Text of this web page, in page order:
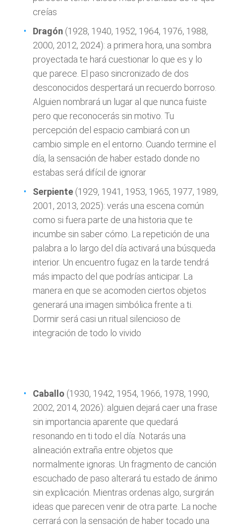
creías
Dragón (1928, 1940, 1952, 1964, 1976, 1988,
2000, 2012, 2024): a primera hora, una sombra
proyectada te hará cuestionar lo que es y lo
que parece. El paso sincronizado de dos
desconocidos despertará un recuerdo borroso.
Alguien nombrará un lugar al que nunca fuiste
pero que reconocerás sin motivo. Tu
percepción del espacio cambiará con un
cambio simple en el entorno. Cuando termine el
día, la sensación de haber estado donde no
estabas será difícil de ignorar
Serpiente (1929, 1941, 1953, 1965, 1977, 1989,
2001, 2013, 2025): verás una escena común
como si fuera parte de una historia que te
incumbe sin saber cómo. La repetición de una
palabra a lo largo del día activará una búsqueda
interior. Un encuentro fugaz en la tarde tendrá
más impacto del que podrías anticipar. La
manera en que se acomoden ciertos objetos
generará una imagen simbólica frente a ti.
Dormir será casi un ritual silencioso de
integración de todo lo vivido
Caballo (1930, 1942, 1954, 1966, 1978, 1990,
2002, 2014, 2026): alguien dejará caer una frase
sin importancia aparente que quedará
resonando en ti todo el día. Notarás una
alineación extraña entre objetos que
normalmente ignoras. Un fragmento de canción
escuchado de paso alterará tu estado de ánimo
sin explicación. Mientras ordenas algo, surgirán
ideas que parecen venir de otra parte. La noche
cerrará con la sensación de haber tocado una